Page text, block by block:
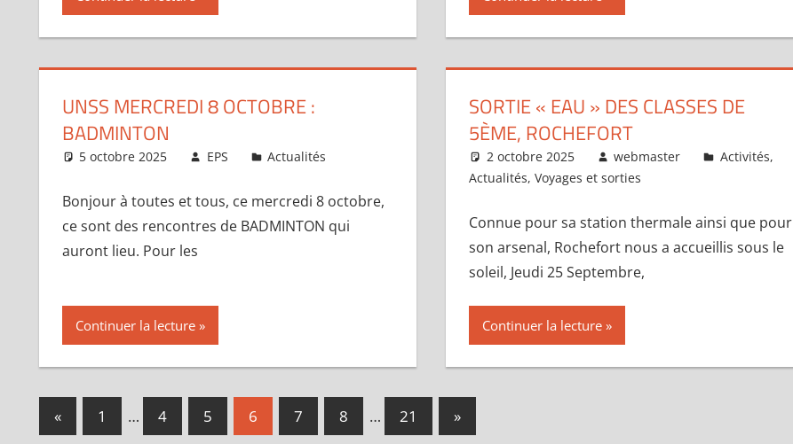
UNSS MERCREDI 8 OCTOBRE :
BADMINTON
5 octobre 2025 EPS Actualités
Bonjour à toutes et tous, ce mercredi 8 octobre,
ce sont des rencontres de BADMINTON qui
auront lieu. Pour les
Continuer la lecture
SORTIE « EAU » DES CLASSES DE
5ÈME, ROCHEFORT
2 octobre 2025 webmaster Activités,
Actualités, Voyages et sorties
Connue pour sa station thermale ainsi que pour
son arsenal, Rochefort nous a accueillis sous le
soleil, Jeudi 25 Septembre,
Continuer la lecture
Pagination
«Publications
1 … 4 5 6 7 8 … 21
Publications
»